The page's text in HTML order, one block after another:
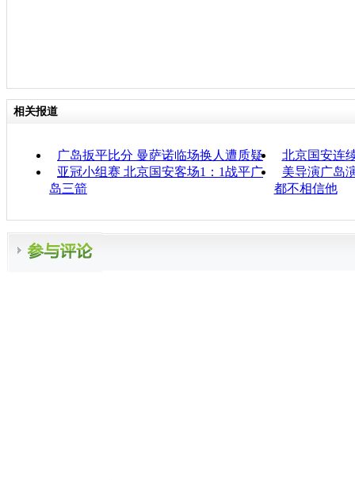
相关报道
广岛扳平比分 曼萨诺临场换人遭质疑
北京国安连
亚冠小组赛 北京国安客场1：1战平广
岛三箭
美导演广岛
都不相信他